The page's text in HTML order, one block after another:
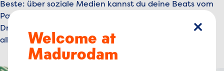
Beste: über soziale Medien kannst du deine Beats vom
Park aus mit Freunden und deiner Familie teilen. Also:
Drehen, schieben, loslegen! In Madurodam dreht sich
alles um dich! 🕺💃
Welcome at
Madurodam